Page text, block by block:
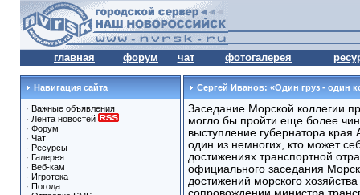
главная форум чат фотогалерея
Навигация сайта
· Важные объявления
· Лента новостей
· Форум
· Чат
· Ресурсы
· Галерея
· Веб-кам
· Игротека
· Погода
Сергей Иванов: «Один груз - один
Заседание Морской коллегии
могло бы пройти еще более
выступление губернатора
один из немногих, кто может
достижениях транспортной
официального заседания
достижений морского